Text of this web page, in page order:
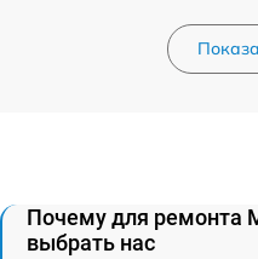
Почему для ремонта
выбрать нас